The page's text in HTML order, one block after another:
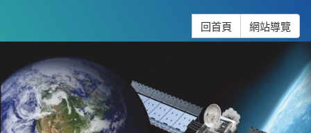
回首頁 網站導覽